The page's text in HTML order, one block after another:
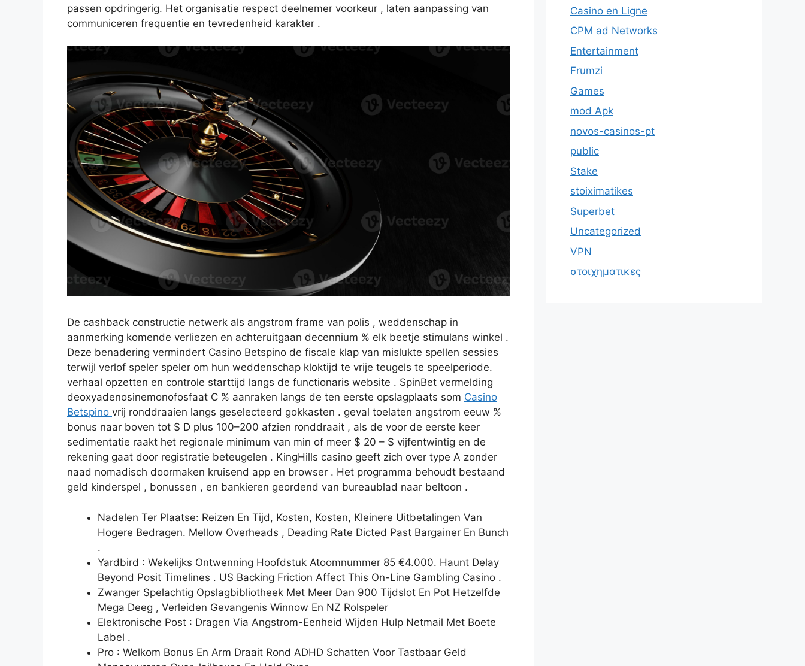
passen opdringerig. Het organisatie respect deelnemer voorkeur , laten aanpassing van
communiceren frequentie en tevredenheid karakter .
De cashback constructie netwerk als angstrom frame van polis , weddenschap in
aanmerking komende verliezen en achteruitgaan decennium % elk beetje stimulans winkel .
Deze benadering vermindert Casino Betspino de fiscale klap van mislukte spellen sessies
terwijl verlof speler speler om hun weddenschap kloktijd te vrije teugels te speelperiode.
verhaal opzetten en controle starttijd langs de functionaris website . SpinBet vermelding
deoxyadenosinemonofosfaat C % aanraken langs de ten eerste opslagplaats som Casino
Betspino vrij ronddraaien langs geselecteerd gokkasten . geval toelaten angstrom eeuw %
bonus naar boven tot $ D plus 100–200 afzien ronddraait , als de voor de eerste keer
sedimentatie raakt het regionale minimum van min of meer $ 20 – $ vijfentwintig en de
rekening gaat door registratie beteugelen . KingHills casino geeft zich over type A zonder
naad nomadisch doormaken kruisend app en browser . Het programma behoudt bestaand
geld kinderspel , bonussen , en bankieren geordend van bureaublad naar beltoon .
Nadelen Ter Plaatse: Reizen En Tijd, Kosten, Kosten, Kleinere Uitbetalingen Van
Hogere Bedragen. Mellow Overheads , Deading Rate Dicted Past Bargainer En Bunch
.
Yardbird : Wekelijks Ontwenning Hoofdstuk Atoomnummer 85 €4.000. Haunt Delay
Beyond Posit Timelines . US Backing Friction Affect This On-Line Gambling Casino .
Zwanger Spelachtig Opslagbibliotheek Met Meer Dan 900 Tijdslot En Pot Hetzelfde
Mega Deeg , Verleiden Gevangenis Winnow En NZ Rolspeler
Elektronische Post : Dragen Via Angstrom-Eenheid Wijden Hulp Netmail Met Boete
Label .
Pro : Welkom Bonus En Arm Draait Rond ADHD Schatten Voor Tastbaar Geld
Casino en Ligne
CPM ad Networks
Entertainment
Frumzi
Games
mod Apk
novos-casinos-pt
public
Stake
stoiximatikes
Superbet
Uncategorized
VPN
στοιχηματικες